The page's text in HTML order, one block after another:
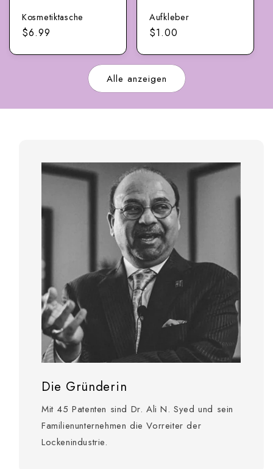
Kosmetiktasche
Regulärer
$6.99
Aufkleber
Regulärer
$1.00
Alle anzeigen
Die Gründerin
Mit 45 Patenten sind Dr. Ali N. Syed und sein
Familienunternehmen die Vorreiter der
Lockenindustrie.